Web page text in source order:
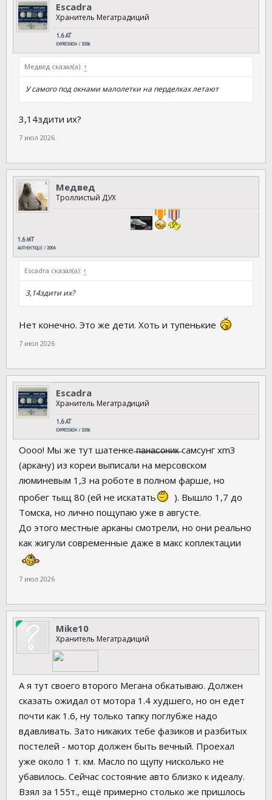
Escadra
Хранитель Мегатрадиций
Медвед сказал(а): ↑
У самого под окнами малолетки на перделках летают
3,14здити их?
7 июл 2026
Медвед
Троллистый ДУХ
Escadra сказал(а): ↑
3,14здити их?
Нет конечно. Это же дети. Хоть и тупенькие
7 июл 2026
Escadra
Хранитель Мегатрадиций
Оооо! Мы же тут шатенке ̶п̶а̶н̶а̶с̶о̶н̶и̶к̶ самсунг xm3
(аркану) из кореи выписали на мерсовском
люминевым 1,3 на роботе в полном фарше, но
пробег тыщ 80 (ей не искатать
). Вышло 1,7 до
Томска, но лично пощупаю уже в августе.
До этого местные арканы смотрели, но они реально
как жигули современные даже в макс коплектации
7 июл 2026
Mike10
Хранитель Мегатрадиций
А я тут своего второго Мегана обкатываю. Должен
сказать ожидал от мотора 1.4 худшего, но он едет
почти как 1.6, ну только тапку поглубже надо
вдавливать. Зато никаких тебе фазиков и разбитых
постелей - мотор должен быть вечный. Проехал
уже около 1 т. км. Масло по щупу нисколько не
убавилось. Сейчас состояние авто близко к идеалу.
Взял за 155т., ещё примерно столько же пришлось